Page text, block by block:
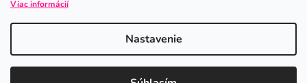
Viac informácií
Nastavenie